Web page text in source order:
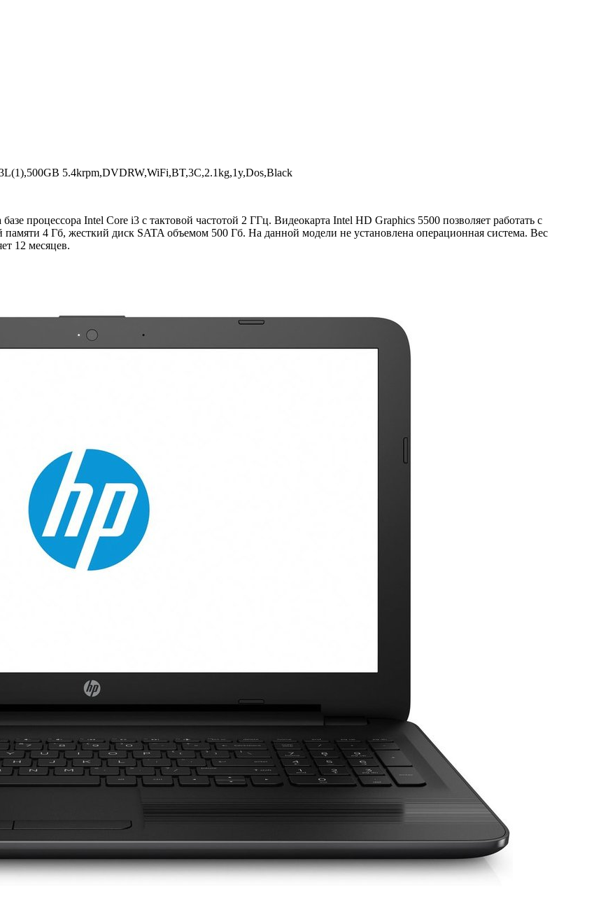
5.4krpm,DVDRW,WiFi,BT,3C,2.1kg,1y,Dos,Black
процессора Intel Core i3 с тактовой частотой 2 ГГц. Видеокарта Intel HD Graphics 5500 позволяет работать с
4 Гб, жесткий диск SATA объемом 500 Гб. На данной модели не установлена операционная система. Вес
12 месяцев.